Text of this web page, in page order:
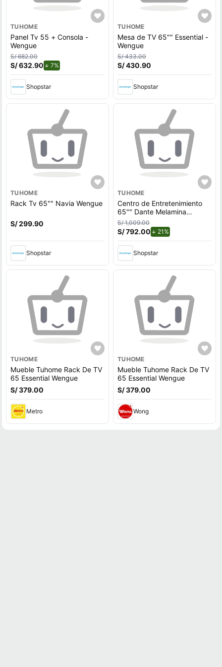
TUHOME
Panel Tv 55 + Consola -
Wengue
S/ 682.00
S/ 632.90 7%
Shopstar
TUHOME
Mesa de TV 65"" Essential -
Wengue
S/ 433.00
S/ 430.90
Shopstar
TUHOME
Rack Tv 65"" Navia Wengue
S/ 299.90
Shopstar
TUHOME
Centro de Entretenimiento
65"" Dante Melamina
Bardolino/Wengue
180.6x180cm Tuhome
S/ 1,009.00
S/ 792.00 21%de descuento.
Shopstar
TUHOME
Mueble Tuhome Rack De TV
65 Essential Wengue
S/ 379.00
Metro
TUHOME
Mueble Tuhome Rack De TV
65 Essential Wengue
S/ 379.00
Wong